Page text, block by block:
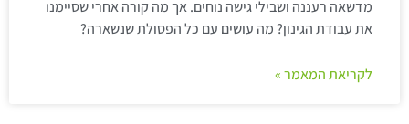
מדשאה רעננה ושבילי גישה נוחים. אך מה קורה אחרי שסיימנו
את עבודת הגינון? מה עושים עם כל הפסולת שנשארה?
לקריאת המאמר »